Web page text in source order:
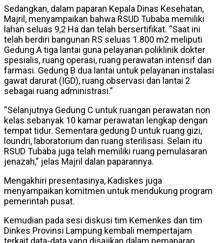
Sedangkan, dalam paparan Kepala Dinas Kesehatan,
Majril, menyampaikan bahwa RSUD Tubaba memiliki
lahan seluas 9,2 Ha dan telah bersertifikat. “Saat ini
telah berdiri bangunan RS seluas 1.800 m2 meliputi
Gedung A tiga lantai guna pelayanan poliklinik dokter
spesialis, ruang operasi, ruang perawatan intensif dan
farmasi. Gedung B dua lantai untuk pelayanan instalasi
gawat darurat (IGD), ruang observasi dan lantai 2
sebagai ruang administrasi.”
“Selanjutnya Gedung C untuk ruangan perawatan non
kelas sebanyak 10 kamar perawatan lengkap dengan
tempat tidur. Sementara gedung D untuk ruang gizi,
loundri, laboratorium dan ruang sterilisasi. Selain itu
RSUD Tubaba juga telah memiliki ruang pemulasaran
jenazah,” jelas Majril dalan paparannya.
Mengakhiri presentasinya, Kadiskes juga
menyampaikan komitmen untuk mendukung program
pemerintah pusat.
Kemudian pada sesi diskusi tim Kemenkes dan tim
Dinkes Provinsi Lampung kembali mempertajam